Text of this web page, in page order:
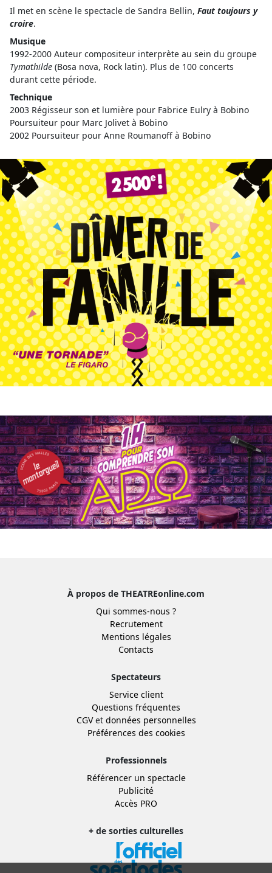
Il met en scène le spectacle de Sandra Bellin, Faut toujours y
croire.
Musique
1992-2000 Auteur compositeur interprète au sein du groupe
Tymathilde (Bosa nova, Rock latin). Plus de 100 concerts
durant cette période.
Technique
2003 Régisseur son et lumière pour Fabrice Eulry à Bobino
Poursuiteur pour Marc Jolivet à Bobino
2002 Poursuiteur pour Anne Roumanoff à Bobino
À propos de THEATREonline.com
Qui sommes-nous ?
Recrutement
Mentions légales
Contacts
Spectateurs
Service client
Questions fréquentes
CGVet données personnelles
Préférences des cookies
Professionnels
Référencer un spectacle
Publicité
Accès PRO
+ de sorties culturelles